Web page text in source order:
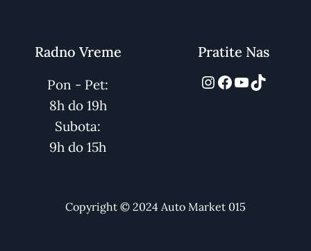
Radno Vreme
Pon - Pet:
8h do 19h
Subota:
9h do 15h
Pratite Nas
Facebook
YouTube
TikTok
Copyright © 2024 Auto Market 015